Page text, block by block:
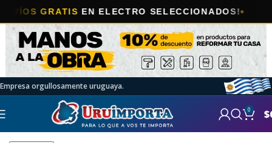
GRATISEN ELECTRO SELECCIONADOS!
Empresa orgullosamente uruguaya.
0 $